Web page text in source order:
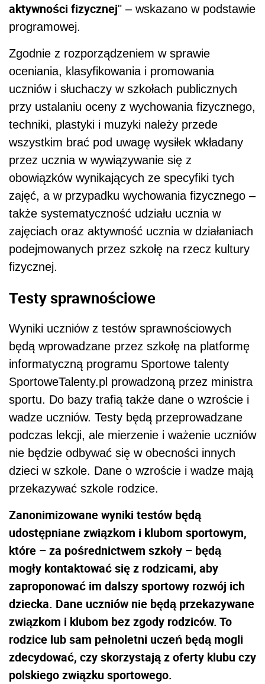
aktywności fizycznej" – wskazano w podstawie
programowej.
Zgodnie z rozporządzeniem w sprawie
oceniania, klasyfikowania i promowania
uczniów i słuchaczy w szkołach publicznych
przy ustalaniu oceny z wychowania fizycznego,
techniki, plastyki i muzyki należy przede
wszystkim brać pod uwagę wysiłek wkładany
przez ucznia w wywiązywanie się z
obowiązków wynikających ze specyfiki tych
zajęć, a w przypadku wychowania fizycznego –
także systematyczność udziału ucznia w
zajęciach oraz aktywność ucznia w działaniach
podejmowanych przez szkołę na rzecz kultury
fizycznej.
Testy sprawnościowe
Wyniki uczniów z testów sprawnościowych
będą wprowadzane przez szkołę na platformę
informatyczną programu Sportowe talenty
SportoweTalenty.pl prowadzoną przez ministra
sportu. Do bazy trafią także dane o wzroście i
wadze uczniów. Testy będą przeprowadzane
podczas lekcji, ale mierzenie i ważenie uczniów
nie będzie odbywać się w obecności innych
dzieci w szkole. Dane o wzroście i wadze mają
przekazywać szkole rodzice.
Zanonimizowane wyniki testów będą
udostępniane związkom i klubom sportowym,
które – za pośrednictwem szkoły – będą
mogły kontaktować się z rodzicami, aby
zaproponować im dalszy sportowy rozwój ich
dziecka. Dane uczniów nie będą przekazywane
związkom i klubom bez zgody rodziców. To
rodzice lub sam pełnoletni uczeń będą mogli
zdecydować, czy skorzystają z oferty klubu czy
polskiego związku sportowego.